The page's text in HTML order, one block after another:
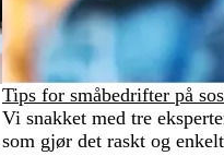
Tips for småbedrifter på
Vi snakket med tre
som gjør det raskt og